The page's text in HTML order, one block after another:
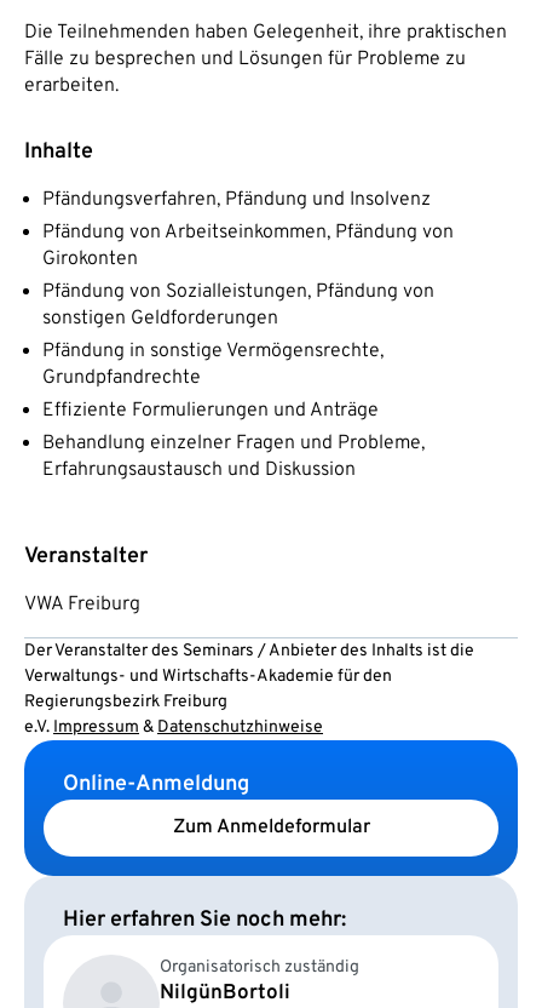
Die Teilnehmenden haben Gelegenheit, ihre praktischen
Fälle zu besprechen und Lösungen für Probleme zu
erarbeiten.
Inhalte
Pfändungsverfahren, Pfändung und Insolvenz
Pfändung von Arbeitseinkommen, Pfändung von
Girokonten
Pfändung von Sozialleistungen, Pfändung von
sonstigen Geldforderungen
Pfändung in sonstige Vermögensrechte,
Grundpfandrechte
Effiziente Formulierungen und Anträge
Behandlung einzelner Fragen und Probleme,
Erfahrungsaustausch und Diskussion
Veranstalter
VWA Freiburg
Der Veranstalter des Seminars / Anbieter des Inhalts ist die
Verwaltungs- und Wirtschafts-Akademie für den
Regierungsbezirk Freiburg
e.V. Impressum & Datenschutzhinweise
Online-Anmeldung
Zum Anmeldeformular
Hier erfahren Sie noch mehr:
Organisatorisch zuständig
NilgünBortoli